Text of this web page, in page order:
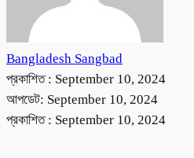
Bangladesh Sangbad
প্রকাশিত : September 10, 2024
আপডেট: September 10, 2024
প্রকাশিত : September 10, 2024